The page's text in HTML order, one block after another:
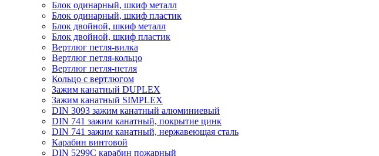
Блок одинарный, шкиф металл
Блок одинарный, шкиф пластик
Блок двойной, шкиф металл
Блок двойной, шкиф пластик
Вертлюг петля-вилка
Вертлюг петля-кольцо
Вертлюг петля-петля
Кольцо с вертлюгом
Зажим канатный DUPLEX
Зажим канатный SIMPLEX
DIN 3093 зажим канатный алюминиевый
DIN 741 зажим канатный, покрытие цинк
DIN 741 зажим канатный, нержавеющая сталь
Карабин винтовой
DIN 5299C карабин пожарный